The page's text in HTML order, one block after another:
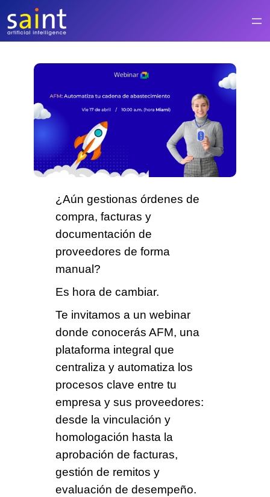
contenido
¿Aún gestionas órdenes de
compra, facturas y
documentación de
proveedores de forma
manual?
Es hora de cambiar.
Te invitamos a un webinar
donde conocerás AFM, una
plataforma integral que
centraliza y automatiza los
procesos clave entre tu
empresa y sus proveedores:
desde la vinculación y
homologación hasta la
aprobación de facturas,
gestión de remitos y
evaluación de desempeño.